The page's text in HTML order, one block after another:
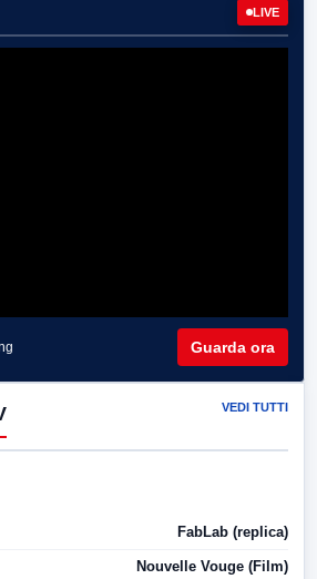
LIVE
Guarda ora
VEDI TUTTI
FabLab (replica)
Nouvelle Vouge (Film)